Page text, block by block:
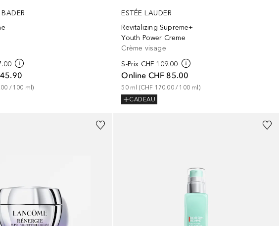
/ 100 ml)
ESTÉE LAUDER
Revitalizing Supreme+
Youth Power Creme
Crème visage
S-Prix CHF 109.00
Online CHF 85.00
50 ml (CHF 170.00 / 100 ml )
CADEAU